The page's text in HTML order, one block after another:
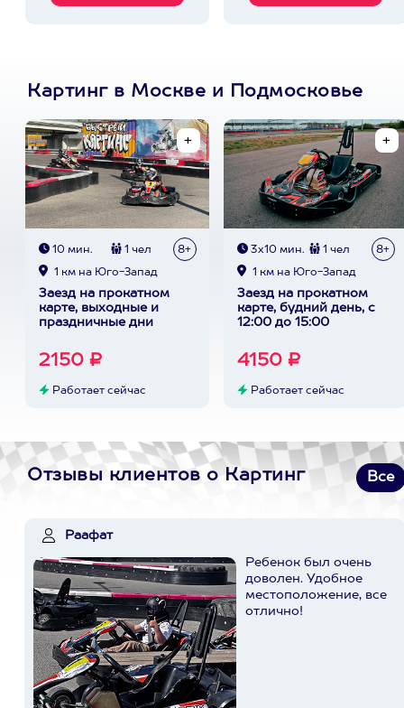
Картинг в Москве и Подмосковье
10 мин. 1 чел 8+
1 км на Юго-Запад
Заезд на прокатном
карте, выходные и
праздничные дни
2150 ₽
Работает сейчас
3х10 мин. 1 чел 8+
1 км на Юго-Запад
Заезд на прокатном
карте, будний день, с
12:00 до 15:00
4150 ₽
Работает сейчас
Отзывы клиентов о Картинг Все
Раафат
Ребенок был очень
доволен. Удобное
местоположение, все
отлично!